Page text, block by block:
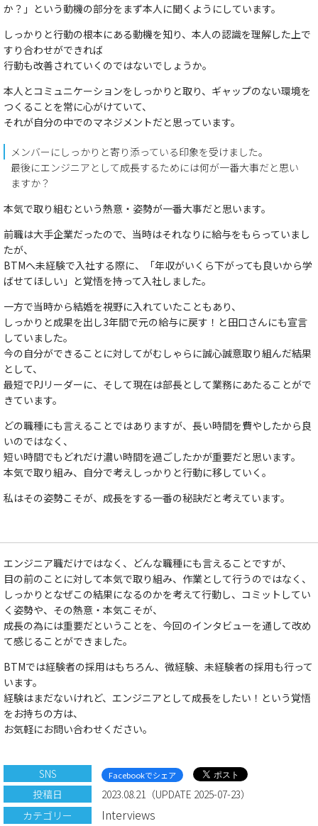
か？」という動機の部分をまず本人に聞くようにしています。
しっかりと行動の根本にある動機を知り、本人の認識を理解した上で
すり合わせができれば
行動も改善されていくのではないでしょうか。
本人とコミュニケーションをしっかりと取り、ギャップのない環境を
つくることを常に心がけていて、
それが自分の中でのマネジメントだと思っています。
メンバーにしっかりと寄り添っている印象を受けました。
最後にエンジニアとして成長するためには何が一番大事だと思い
ますか？
本気で取り組むという熱意・姿勢が一番大事だと思います。
前職は大手企業だったので、当時はそれなりに給与をもらっていまし
たが、
BTMへ未経験で入社する際に、「年収がいくら下がっても良いから学
ばせてほしい」と覚悟を持って入社しました。
一方で当時から結婚を視野に入れていたこともあり、
しっかりと成果を出し3年間で元の給与に戻す！と田口さんにも宣言
していました。
今の自分ができることに対してがむしゃらに誠心誠意取り組んだ結果
として、
最短でPJリーダーに、そして現在は部長として業務にあたることがで
きています。
どの職種にも言えることではありますが、長い時間を費やしたから良
いのではなく、
短い時間でもどれだけ濃い時間を過ごしたかが重要だと思います。
本気で取り組み、自分で考えしっかりと行動に移していく。
私はその姿勢こそが、成長をする一番の秘訣だと考えています。
エンジニア職だけではなく、どんな職種にも言えることですが、
目の前のことに対して本気で取り組み、作業として行うのではなく、
しっかりとなぜこの結果になるのかを考えて行動し、コミットしてい
く姿勢や、その熱意・本気こそが、
成長の為には重要だということを、今回のインタビューを通して改め
て感じることができました。
BTMでは経験者の採用はもちろん、微経験、未経験者の採用も行って
います。
経験はまだないけれど、エンジニアとして成長をしたい！という覚悟
をお持ちの方は、
お気軽にお問い合わせください。
SNS Facebookでシェア
投稿日
2023.08.21（UPDATE 2025-07-23）
カテゴリー
Interviews